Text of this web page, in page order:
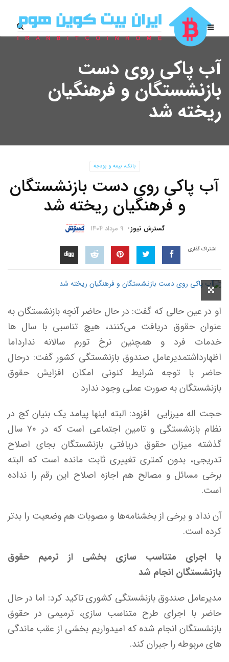
آب پاکی روی دست
بازنشستگان و فرهنگیان
ریخته شد
بانک، بیمه و بودجه
آب پاکی روی دست بازنشستگان
و فرهنگیان ریخته شد
گسترش نیوز ۹ مرداد ۱۴۰۴
اشتراک گذاری
او در عین حالی که گفت: در حال حاضر آنچه بازنشستگان به
عنوان حقوق دریافت می‌کنند، هیچ تناسبی با سال ها
خدمات فرد و همچنین نرخ تورم سالانه ندارداما
اظهارداشتمدیرعامل صندوق بازنشستگی کشور گفت: درحال
حاضر با توجه شرایط کنونی امکان افزایش حقوق
بازنشستگان به صورت عملی وجود ندارد
حجت اله میرزایی افزود: البته اینها پیامد یک بنیان کج در
نظام بازنشستگی و تامین اجتماعی است که در ۷۰ سال
گذشته میزان حقوق دریافتی بازنشستگان بجای اصلاح
تدریجی، بدون کمتری تغییری ثابت مانده است که البته
برخی مسائل و مصالح هم اجازه اصلاح این رقم را نداده
است.
آن نداد و برخی از بخشنامه‌ها و مصوبات هم وضعیت را بدتر
کرده است.
با اجرای متناسب سازی بخشی از ترمیم حقوق
بازنشستگان انجام شد
مدیرعامل صندوق بازنشستگی کشوری تاکید کرد: اما در حال
حاضر با اجرای طرح متناسب سازی، ترمیمی در حقوق
بازنشستگان انجام شده که امیدواریم بخشی از عقب ماندگی
های مربوطه را جبران کند.